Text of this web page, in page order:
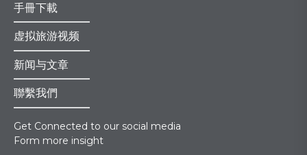
手冊下載
虚拟旅游视频
新闻与文章
聯繫我們
Get Connected to our social media
Form more insight